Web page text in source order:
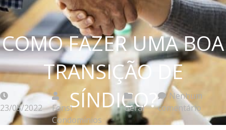
COMO FAZER UMA BOA
TRANSIÇÃO DE
SÍNDICO?
23/05/2022
Fonsi
Condomínios
Geral
Nenhum
comentário